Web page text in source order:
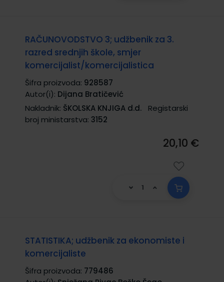
RAČUNOVODSTVO 3; udžbenik za 3.
razred srednjih škole, smjer
komercijalist/komercijalistica
Šifra proizvoda: 928587
Autor(i): Dijana Bratičević
Nakladnik: ŠKOLSKA KNJIGA d.d.
Registarski
broj ministarstva: 3152
20,10 €
STATISTIKA; udžbenik za ekonomiste i
komercijaliste
Šifra proizvoda: 779486